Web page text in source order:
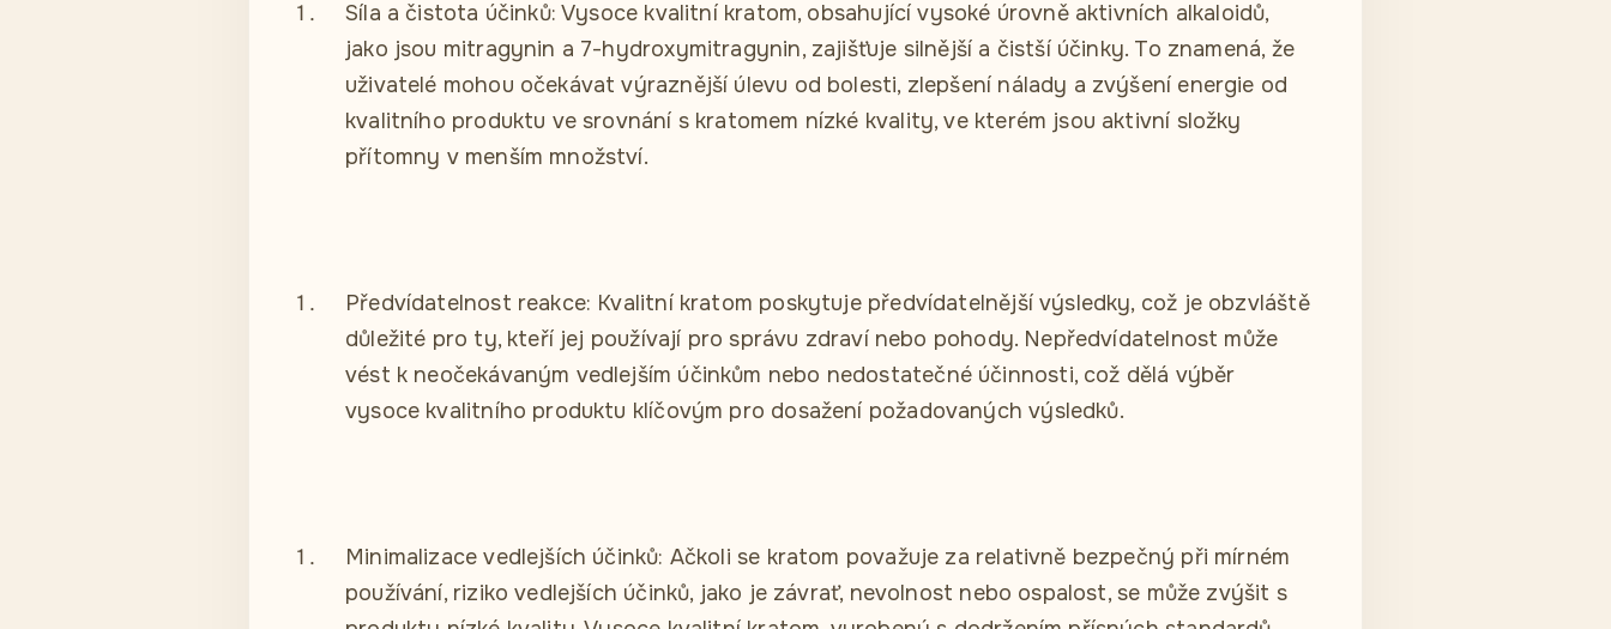
Síla a čistota účinků: Vysoce kvalitní kratom, obsahující vysoké úrovně aktivních alkaloidů,
jako jsou mitragynin a 7-hydroxymitragynin, zajišťuje silnější a čistší účinky. To znamená, že
uživatelé mohou očekávat výraznější úlevu od bolesti, zlepšení nálady a zvýšení energie od
kvalitního produktu ve srovnání s kratomem nízké kvality, ve kterém jsou aktivní složky
přítomny v menším množství.
Předvídatelnost reakce: Kvalitní kratom poskytuje předvídatelnější výsledky, což je obzvláště
důležité pro ty, kteří jej používají pro správu zdraví nebo pohody. Nepředvídatelnost může
vést k neočekávaným vedlejším účinkům nebo nedostatečné účinnosti, což dělá výběr
vysoce kvalitního produktu klíčovým pro dosažení požadovaných výsledků.
Minimalizace vedlejších účinků: Ačkoli se kratom považuje za relativně bezpečný při mírném
používání, riziko vedlejších účinků, jako je závrať, nevolnost nebo ospalost, se může zvýšit s